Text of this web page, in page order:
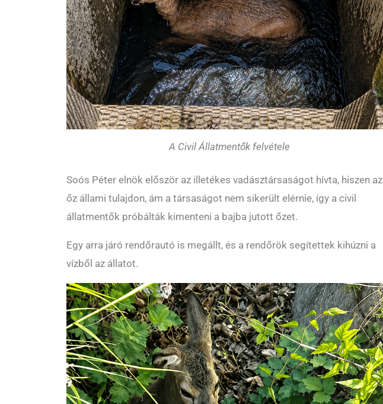
A Civil Állatmentők felvétele
Soós Péter elnök először az illetékes vadásztársaságot hívta, hiszen az
őz állami tulajdon, ám a társaságot nem sikerült elérnie, így a civil
állatmentők próbálták kimenteni a bajba jutott őzet.
Egy arra járó rendőrautó is megállt, és a rendőrök segítettek kihúzni a
vízből az állatot.